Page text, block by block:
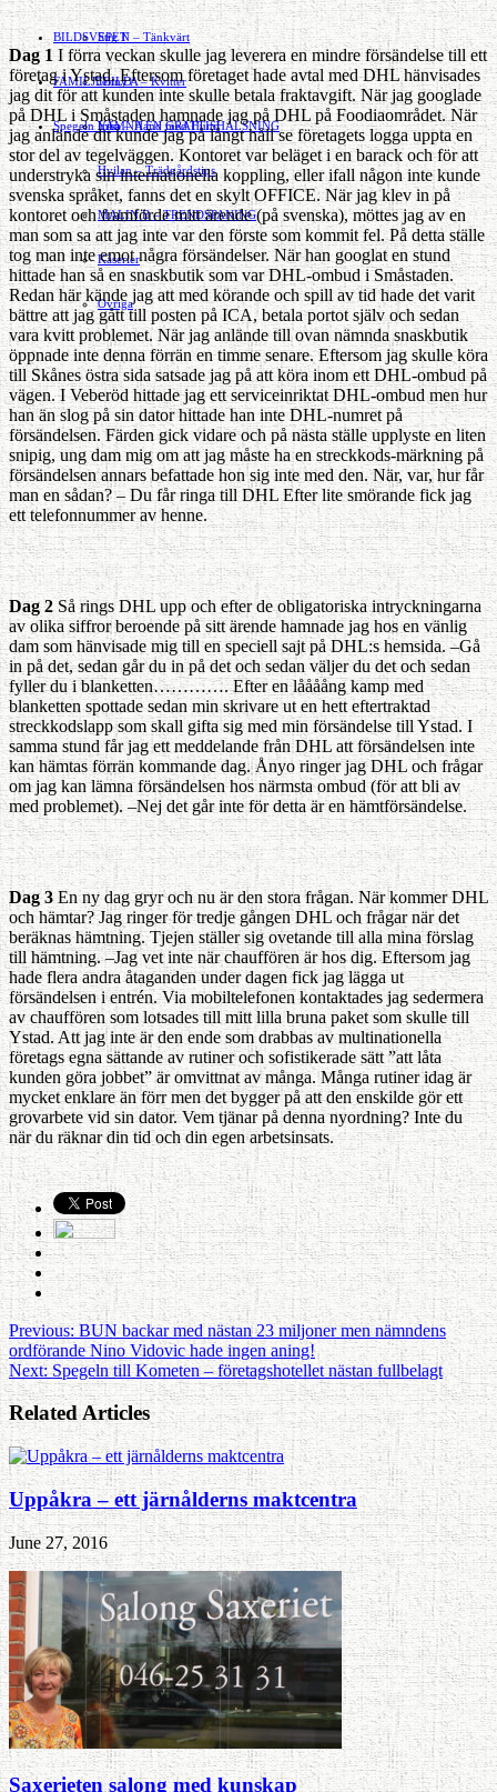
Stig N – Tänkvärt
Jenny A – Kvitter
Yrsa – Hand med Hund
Hvilan – Trädgårdstips
MALIN B – TRENDSPANING
Kåserier
Ovriga
BILDSVEPET
FAMILJEBILD
LÄMNA EN GRATTISHÄLSNING
Spegeln Info
Dag 1I förra veckan skulle jag leverera en mindre försändelse till ett
företag i Ystad. Eftersom företaget hade avtal med DHL hänvisades
jag dit för att kunden inte skulle betala fraktavgift. När jag googlade
på DHL i Småstaden hamnade jag på DHL på Foodiaområdet. När
jag anlände dit kunde jag på långt håll se företagets logga uppta en
stor del av tegelväggen. Kontoret var beläget i en barack och för att
understryka sin internationella koppling, eller ifall någon inte kunde
svenska språket, fanns det en skylt OFFICE. När jag klev in på
kontoret och framförde mitt ärende (på svenska), möttes jag av en
man som sa att jag inte var den förste som kommit fel. På detta ställe
tog man inte emot några försändelser. När han googlat en stund
hittade han så en snaskbutik som var DHL-ombud i Småstaden.
Redan här kände jag att med körande och spill av tid hade det varit
bättre att jag gått till posten på ICA, betala portot själv och sedan
vara kvitt problemet. När jag anlände till ovan nämnda snaskbutik
öppnade inte denna förrän en timme senare. Eftersom jag skulle köra
till Skånes östra sida satsade jag på att köra inom ett DHL-ombud på
vägen. I Veberöd hittade jag ett serviceinriktat DHL-ombud men hur
han än slog på sin dator hittade han inte DHL-numret på
försändelsen. Färden gick vidare och på nästa ställe upplyste en liten
snipig, ung dam mig om att jag måste ha en streckkods-märkning på
försändelsen annars befattade hon sig inte med den. När, var, hur får
man en sådan? – Du får ringa till DHL Efter lite smörande fick jag
ett telefonnummer av henne.
Dag 2Så rings DHL upp och efter de obligatoriska intryckningarna
av olika siffror beroende på sitt ärende hamnade jag hos en vänlig
dam som hänvisade mig till en speciell sajt på DHL:s hemsida. –Gå
in på det, sedan går du in på det och sedan väljer du det och sedan
fyller du i blanketten…………. Efter en låååång kamp med
blanketten spottade sedan min skrivare ut en hett eftertraktad
streckkodslapp som skall gifta sig med min försändelse till Ystad. I
samma stund får jag ett meddelande från DHL att försändelsen inte
kan hämtas förrän kommande dag. Ånyo ringer jag DHL och frågar
om jag kan lämna försändelsen hos närmsta ombud (för att bli av
med problemet). –Nej det går inte för detta är en hämtförsändelse.
Dag 3En ny dag gryr och nu är den stora frågan. När kommer DHL
och hämtar? Jag ringer för tredje gången DHL och frågar när det
beräknas hämtning. Tjejen ställer sig ovetande till alla mina förslag
till hämtning. –Jag vet inte när chauffören är hos dig. Eftersom jag
hade flera andra åtaganden under dagen fick jag lägga ut
försändelsen i entrén. Via mobiltelefonen kontaktades jag sedermera
av chauffören som lotsades till mitt lilla bruna paket som skulle till
Ystad. Att jag inte är den ende som drabbas av multinationella
företags egna sättande av rutiner och sofistikerade sätt ”att låta
kunden göra jobbet” är omvittnat av många. Många rutiner idag är
mycket enklare än förr men det bygger på att den enskilde gör ett
grovarbete vid sin dator. Vem tjänar på denna nyordning? Inte du
när du räknar din tid och din egen arbetsinsats.
Previous:BUN backar med nästan 23 miljoner men nämndens
ordförande Nino Vidovic hade ingen aning!
Next:Spegeln till Kometen – företagshotellet nästan fullbelagt
Related Articles
Uppåkra – ett järnålderns maktcentra
June 27, 2016
Saxerieten salong med kunskap